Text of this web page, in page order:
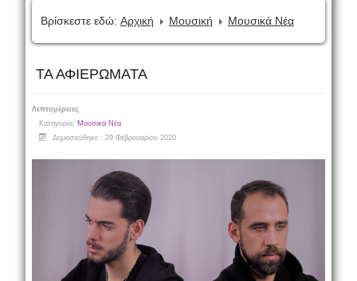
Βρίσκεστε εδώ: Αρχική Μουσική Μουσικά Νέα
ΤΑ ΑΦΙΕΡΩΜΑΤΑ
Λεπτομέρειες
Κατηγορία: Μουσικά Νέα
Δημοσιεύθηκε : 29 Φεβρουαρίου 2020